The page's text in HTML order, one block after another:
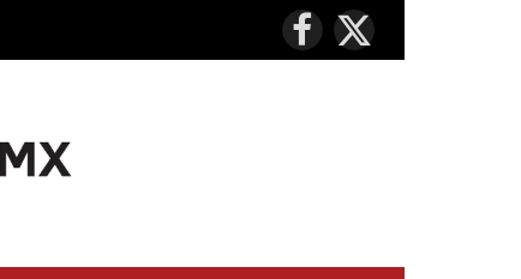
Facebook
X
(Twitter)